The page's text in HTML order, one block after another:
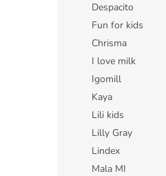
Despacito
Fun for kids
Chrisma
I love milk
Igomill
Kaya
Lili kids
Lilly Gray
Lindex
Mala MI